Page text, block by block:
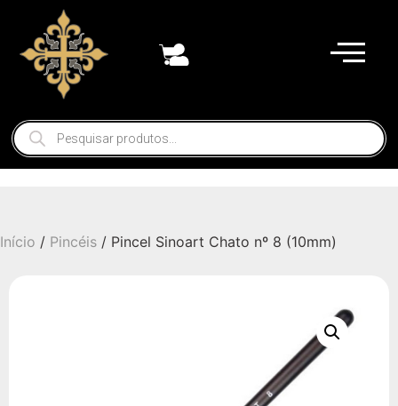
Início / Pincéis / Pincel Sinoart Chato nº 8 (10mm)